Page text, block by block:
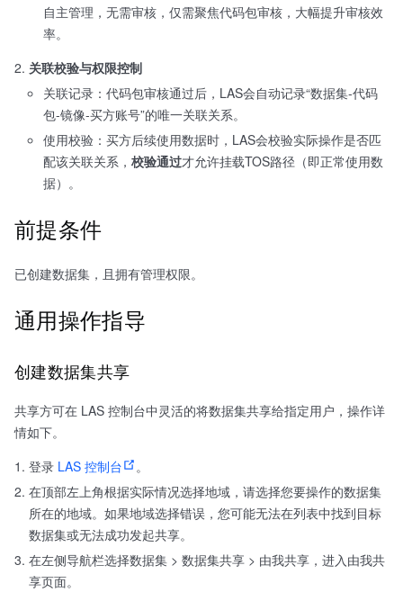
自主管理，无需审核，仅需聚焦代码包审核，大幅提升审核效
率。
关联校验与权限控制
关联记录：代码包审核通过后，LAS会自动记录“数据集-代码
包-镜像-买方账号”的唯一关联关系。
使用校验：买方后续使用数据时，LAS会校验实际操作是否匹
配该关联关系， 校验通过才允许挂载TOS路径（即正常使用数
据）。
前提条件
已创建数据集，且拥有管理权限。
通用操作指导
创建数据集共享
共享方可在 LAS 控制台中灵活的将数据集共享给指定用户，操作详
情如下。
登录 LAS 控制台
。
在顶部左上角根据实际情况选择地域，请选择您要操作的数据集
所在的地域。如果地域选择错误，您可能无法在列表中找到目标
数据集或无法成功发起共享。
在左侧导航栏选择数据集 > 数据集共享 > 由我共享，进入由我共
享页面。